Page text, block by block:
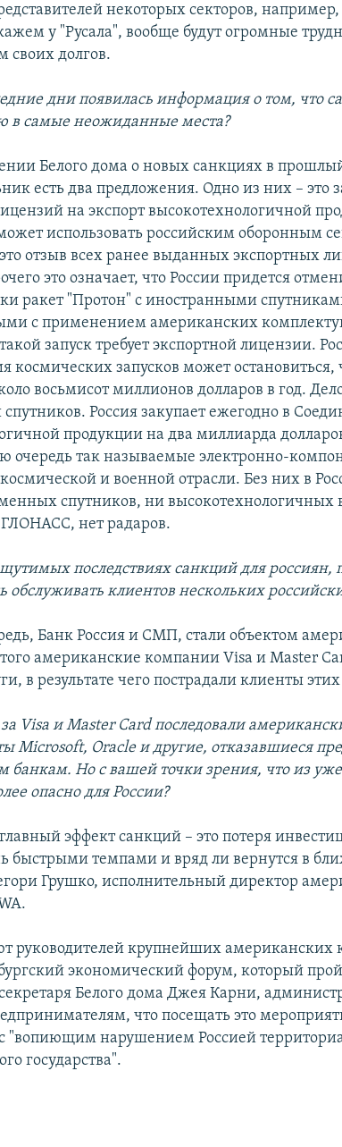
некоторых секторов, например,
у "Русала", вообще будут огромные
своих долгов.
дни появилась информация о том, что
в самые неожиданные места?
Белого дома о новых санкциях в
есть два предложения. Одно из них – это
на экспорт высокотехнологичной
использовать российским оборонным
отзыв всех ранее выданных экспортных
это означает, что России придется
ракет "Протон" с иностранными
с применением американских
запуск требует экспортной лицензии.
космических запусков может остановиться,
восьмисот миллионов долларов в год.
спутников. Россия закупает ежегодно в
продукции на два миллиарда
очередь так называемые электронно-
и военной отрасли. Без них в
спутников, ни высокотехнологичных
ГЛОНАСС, нет радаров.
последствиях санкций для россиян,
обслуживать клиентов нескольких
Банк Россия и СМП, стали объектом
американские компании Visa и Master
в результате чего пострадали клиенты
Visa и MasterCardпоследовали
Microsoft, Oracleи другие, отказавшиеся
банкам. Но с вашей точки зрения, что из
опасно для России?
эффект санкций – это потеря
быстрыми темпами и вряд ли вернутся в
Грушко, исполнительный директор
руководителей крупнейших американских
экономический форум, который
Белого дома Джея Карни,
что посещать это
"вопиющим нарушением Россией
государства".